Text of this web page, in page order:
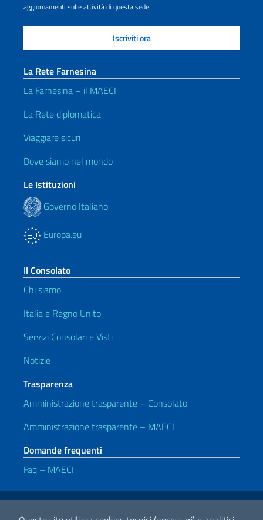
aggiornamenti sulle attività di questa sede
La Rete Farnesina
La Farnesina – il MAECI
La Rete diplomatica
Viaggiare sicuri
Dove siamo nel mondo
Le Istituzioni
Governo Italiano
Europa.eu
Il Consolato
Chi siamo
Italia e Regno Unito
Servizi Consolari e Visti
Notizie
Trasparenza
Amministrazione trasparente – Consolato
Amministrazione trasparente – MAECI
Domande frequenti
Faq – MAECI
Link Utili